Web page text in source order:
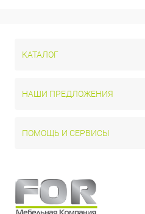
КАТАЛОГ
НАШИ ПРЕДЛОЖЕНИЯ
ПОМОЩЬ И СЕРВИСЫ